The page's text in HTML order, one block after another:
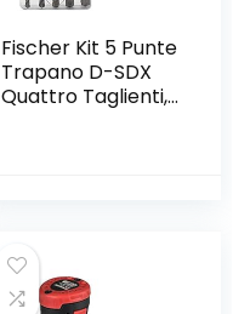
Fischer Kit 5 Punte
Trapano D-SDX
Quattro Taglienti,
comune Trapano
e Avvitatore con